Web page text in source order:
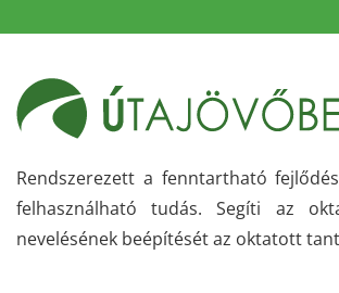
Rendszerezett a fenntartható
felhasználható tudás. Segíti az
nevelésének beépítését az oktatott